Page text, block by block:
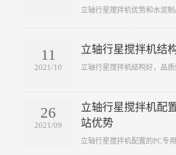
立轴行星搅拌机优势和水泥
11
2021/10
立轴行星搅拌机结
立轴行星搅拌机结构好，品质
26
2021/09
立轴行星搅拌机配
站优势
立轴行星搅拌机配置的PC专